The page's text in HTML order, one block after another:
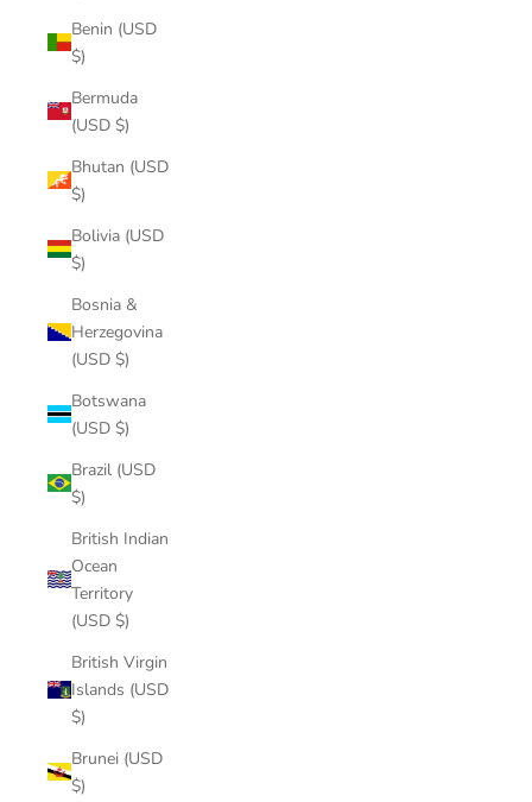
Benin (USD
$)
Bermuda
(USD $)
Bhutan (USD
$)
Bolivia (USD
$)
Bosnia &
Herzegovina
(USD $)
Botswana
(USD $)
Brazil (USD
$)
British Indian
Ocean
Territory
(USD $)
British Virgin
Islands (USD
$)
Brunei (USD
$)